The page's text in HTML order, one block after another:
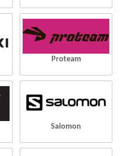
Proteam
Salomon